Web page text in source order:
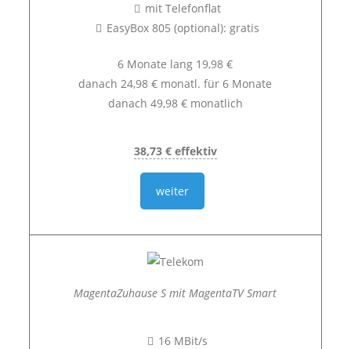
mit Telefonflat
EasyBox 805 (optional): gratis
6 Monate lang 19,98 €
danach 24,98 € monatl. für 6 Monate
danach 49,98 € monatlich
38,73 € effektiv
weiter
MagentaZuhause S mit MagentaTV Smart
16 MBit/s